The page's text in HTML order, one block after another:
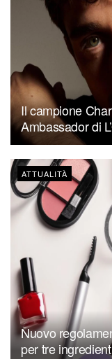
Il campione
Ambassador di
ATTUALITÀ
Nuovo
per tre